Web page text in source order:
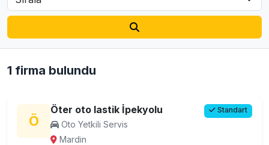
1 firma bulundu
Ö
Öter oto lastik İpekyolu Standart
Oto Yetkili Servis
Mardin